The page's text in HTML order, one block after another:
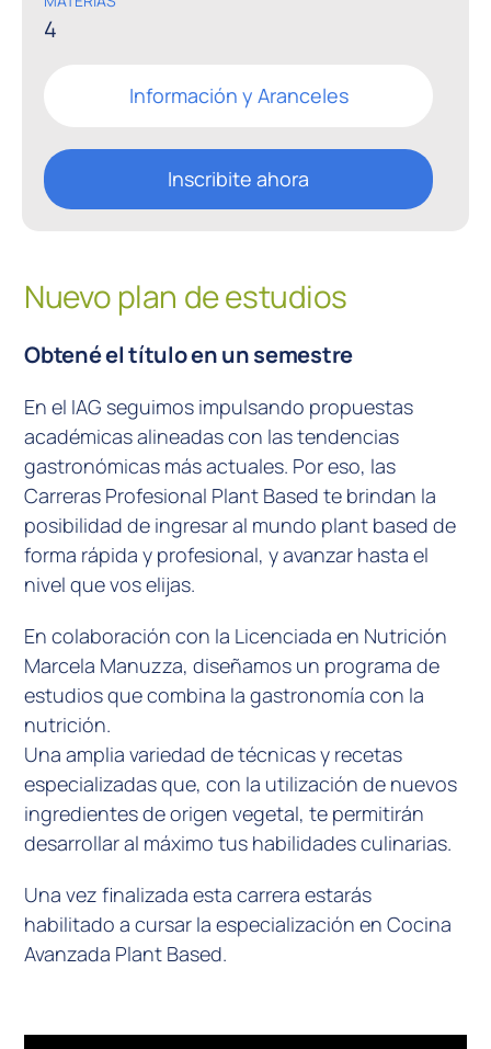
4
Información y Aranceles
Inscribite ahora
Nuevo plan deestudios
Obtené el título en un semestre
En el IAG seguimos impulsando propuestas
académicas alineadas con las tendencias
gastronómicas más actuales. Por eso, las
Carreras Profesional Plant Based te brindan la
posibilidad de ingresar al mundo plant based de
forma rápida y profesional, y avanzar hasta el
nivel que vos elijas.
En colaboración con la Licenciada en Nutrición
Marcela Manuzza, diseñamos un programa de
estudios que combina la gastronomía con la
nutrición.
Una amplia variedad de técnicas y recetas
especializadas que, con la utilización de nuevos
ingredientes de origen vegetal, te permitirán
desarrollar al máximo tus habilidades culinarias.
Una vez finalizada esta carrera estarás
habilitado a cursar la especialización en Cocina
Avanzada Plant Based.